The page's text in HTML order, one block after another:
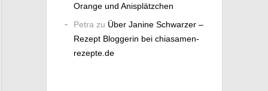
Orange und Anisplätzchen
Petra zu Über Janine Schwarzer –
Rezept Bloggerin bei chiasamen-
rezepte.de